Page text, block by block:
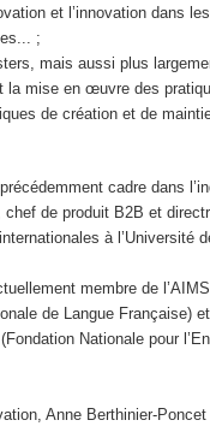
et l’innovation dans
;
mais aussi plus
la mise en œuvre des
de création et de
cadre dans
de produit B2B et
à l’Université
membre de
de Langue Française)
Nationale pour
Anne Berthinier-